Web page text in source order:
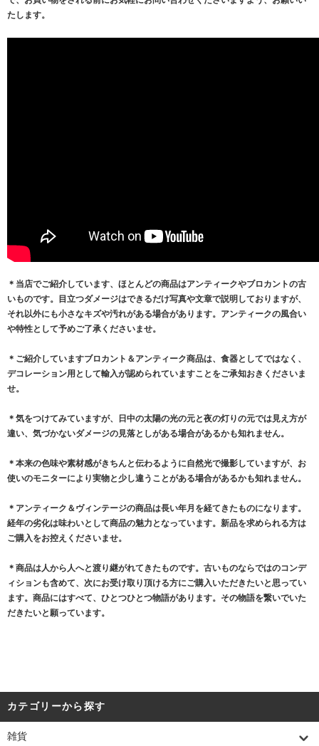
たします。
＊当店でご紹介しています、ほとんどの商品はアンティークやブロカントの古
いものです。目立つダメージはできるだけ写真や文章で説明しておりますが、
それ以外にも小さなキズや汚れがある場合があります。アンティークの風合い
や特性として予めご了承くださいませ。
＊ご紹介していますブロカント＆アンティーク商品は、食器としてではなく、
デコレーション用として輸入が認められていますことをご承知おきくださいま
せ。
＊気をつけてみていますが、日中の太陽の光の元と夜の灯りの元では見え方が
違い、気づかないダメージの見落としがある場合があるかも知れません。
＊本来の色味や素材感がきちんと伝わるように自然光で撮影していますが、お
使いのモニターにより実物と少し違うことがある場合があるかも知れません。
＊アンティーク＆ヴィンテージの商品は長い年月を経てきたものになります。
経年の劣化は味わいとして商品の魅力となっています。新品を求められる方は
ご購入をお控えくださいませ。
＊商品は人から人へと渡り継がれてきたものです。古いものならではのコンデ
ィションも含めて、次にお受け取り頂ける方にご購入いただきたいと思ってい
ます。商品にはすべて、ひとつひとつ物語があります。その物語を繋いでいた
だきたいと願っています。
カテゴリーから探す
雑貨